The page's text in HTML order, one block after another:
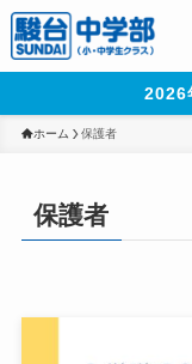
2026
ホーム 保護者
保護者